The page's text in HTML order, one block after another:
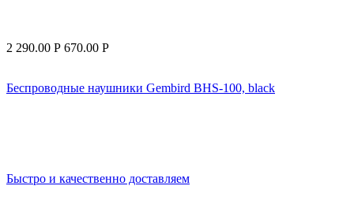
2 290.00 Р 670.00 Р
Беспроводные наушники Gembird BHS-100, black
Быстро и качественно доставляем